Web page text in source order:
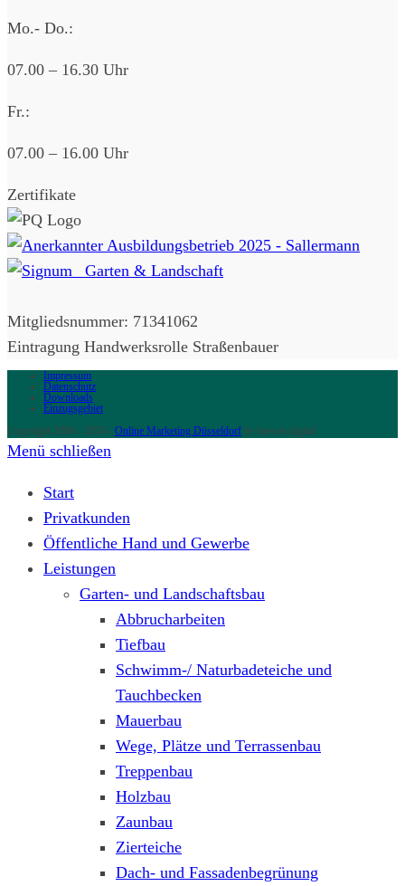
Mo.- Do.:
07.00 – 16.30 Uhr
Fr.:
07.00 – 16.00 Uhr
Zertifikate
Mitgliedsnummer: 71341062
Eintragung Handwerksrolle Straßenbauer
Impressum
Datenschutz
Downloads
Einzugsgebiet
Copyright 2006 - 2024 - Online Marketing Düsseldorf by heesen.digital
Menü schließen
Start
Privatkunden
Öffentliche Hand und Gewerbe
Leistungen
Garten- und Landschaftsbau
Abbrucharbeiten
Tiefbau
Schwimm-/ Naturbadeteiche und
Tauchbecken
Mauerbau
Wege, Plätze und Terrassenbau
Treppenbau
Holzbau
Zaunbau
Zierteiche
Dach- und Fassadenbegrünung